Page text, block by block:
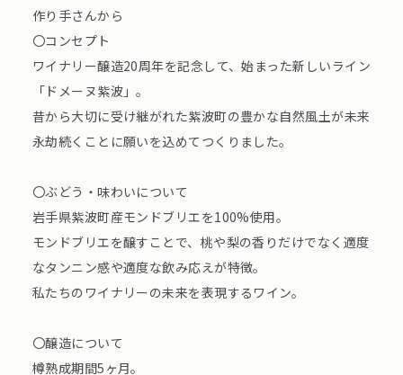
作り手さんから
〇コンセプト
ワイナリー醸造20周年を記念して、始まった新しいライン
「ドメーヌ紫波」。
昔から大切に受け継がれた紫波町の豊かな自然風土が未来
永劫続くことに願いを込めてつくりました。
〇ぶどう・味わいについて
岩手県紫波町産モンドブリエを100%使用。
モンドブリエを醸すことで、桃や梨の香りだけでなく適度
なタンニン感や適度な飲み応えが特徴。
私たちのワイナリーの未来を表現するワイン。
〇醸造について
樽熟成期間5ヶ月。